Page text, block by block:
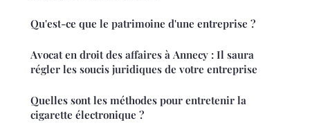
Qu'est-ce que le patrimoine d'une entreprise ?
Avocat en droit des affaires à Annecy : Il saura
régler les soucis juridiques de votre entreprise
Quelles sont les méthodes pour entretenir la
cigarette électronique ?